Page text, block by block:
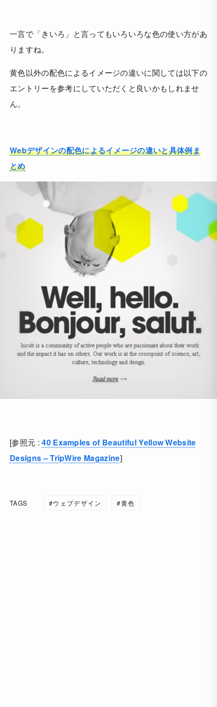
一言で「きいろ」と言ってもいろいろな色の使い方があ
りますね。
黄色以外の配色によるイメージの違いに関しては以下の
エントリーを参考にしていただくと良いかもしれませ
ん。
Webデザインの配色によるイメージの違いと具体例ま
とめ
[参照元 :40 Examples of Beautiful Yellow Website
Designs – TripWire Magazine]
TAGS ウェブデザイン 黄色